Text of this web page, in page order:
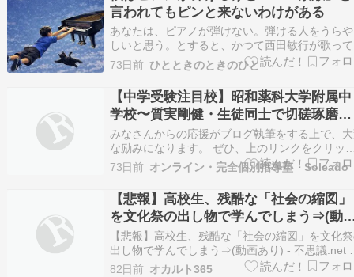
言われてもピンと来ないわけがある
あなたは、ピアノが弾けない。弾ける人をうら
しいと思う。とすると、かつて西田敏行が歌っ
たあの曲が好きなのかもしれない。 「もしもピ
ノが弾けたなら」。 男の言葉にできない思い、
かない気持ち、うまく説明できない感情。そう
ものを「もしもピアノが弾けたなら」と「仮定
を…
73日前 ひとときのときのひと
【中学受験注目校】昭和薬科大学附属中
学校〜質実剛健・生徒同士で切磋琢磨す
る中学校〜
みなさんからの応援がブログ執筆をする上で、
な励みになります。 ぜひ、上のリンクをクリッ
をお願いします。 １ 学校の概要 昭和薬科大学附
中学校は、沖縄県浦添市沢岻に位置する、男女
の私立中高一貫校です。 創立は1974年であり、
縄県内を代表するトップクラスの進学校とし…
73日前 オンライン・完全個別指導塾 Soleado
【悲報】高校生、残酷な「社会の縮図」
を文化祭の出し物で学んでしまう⇒(動
あり)
【悲報】高校生、残酷な「社会の縮図」を文化
出し物で学んでしまう⇒(動画あり) - 不思議.net
きを読む
82日前 オカルト365